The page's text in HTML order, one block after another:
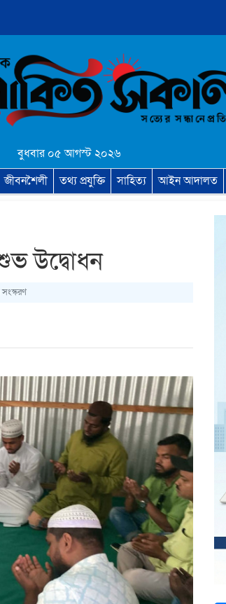
বুধবার ০৫ আগস্ট ২০২৬
জীবনশৈলী তথ্য প্রযুক্তি সাহিত্য আইন আদালত
উদ্বোধন